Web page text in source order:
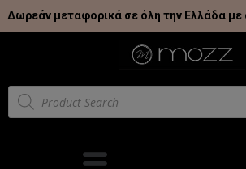
Δωρεάν μεταφορικά σε όλη την Ελλάδα